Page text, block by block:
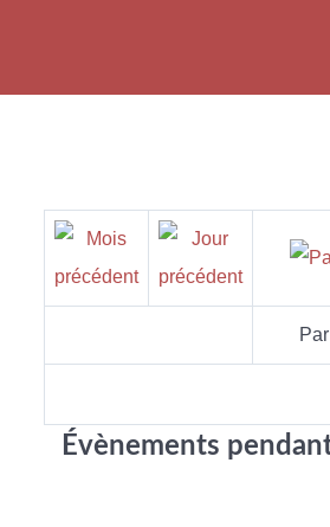
Évènements